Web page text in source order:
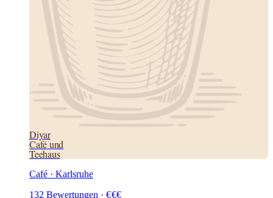
Diyar
Café und
Teehaus
Café · Karlsruhe
132 Bewertungen · €€€